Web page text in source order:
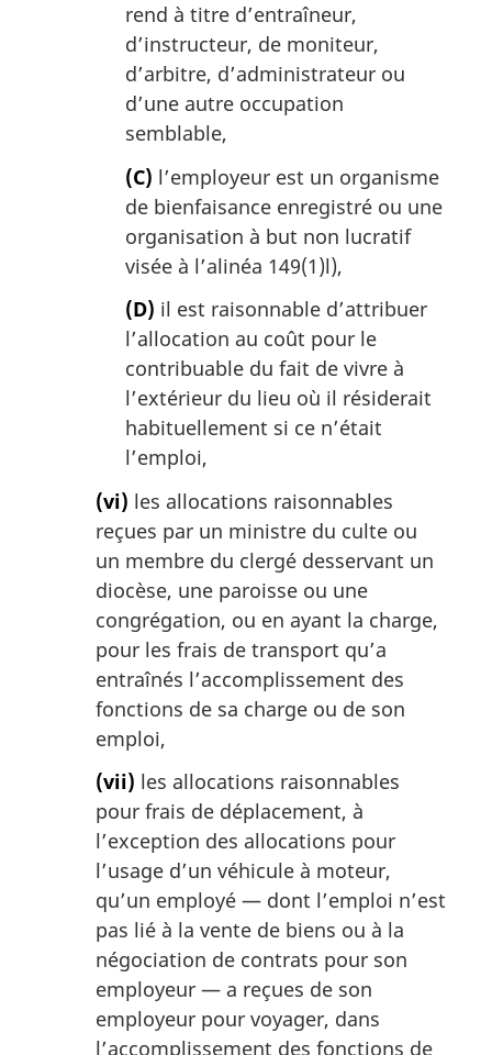
rend à titre d’entraîneur,
d’instructeur, de moniteur,
d’arbitre, d’administrateur ou
d’une autre occupation
semblable,
(C) l’employeur est un organisme
de bienfaisance enregistré ou une
organisation à but non lucratif
visée à l’alinéa 149(1)l),
(D) il est raisonnable d’attribuer
l’allocation au coût pour le
contribuable du fait de vivre à
l’extérieur du lieu où il résiderait
habituellement si ce n’était
l’emploi,
(vi) les allocations raisonnables
reçues par un ministre du culte ou
un membre du clergé desservant un
diocèse, une paroisse ou une
congrégation, ou en ayant la charge,
pour les frais de transport qu’a
entraînés l’accomplissement des
fonctions de sa charge ou de son
emploi,
(vii) les allocations raisonnables
pour frais de déplacement, à
l’exception des allocations pour
l’usage d’un véhicule à moteur,
qu’un employé — dont l’emploi n’est
pas lié à la vente de biens ou à la
négociation de contrats pour son
employeur — a reçues de son
employeur pour voyager, dans
l’accomplissement des fonctions de